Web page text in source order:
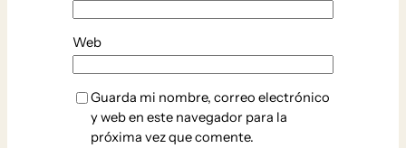
Web
Guarda mi nombre, correo electrónico
y web en este navegador para la
próxima vez que comente.